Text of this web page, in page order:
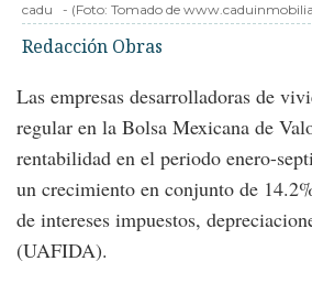
cadu - (Foto: Tomado de
Redacción Obras
Las empresas desarrolladoras de
regular en la Bolsa Mexicana de
rentabilidad en el periodo enero-
un crecimiento en conjunto de
de intereses impuestos,
(UAFIDA).